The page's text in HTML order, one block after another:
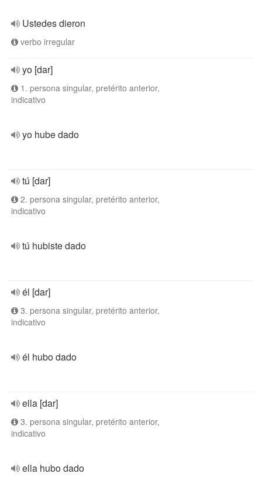
Ustedes dieron
verbo irregular
yo [dar]
1. persona singular, pretérito anterior,
indicativo
yo hube dado
tú [dar]
2. persona singular, pretérito anterior,
indicativo
tú hubiste dado
él [dar]
3. persona singular, pretérito anterior,
indicativo
él hubo dado
ella [dar]
3. persona singular, pretérito anterior,
indicativo
ella hubo dado